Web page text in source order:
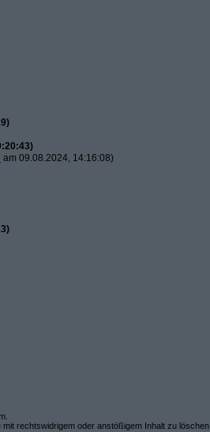
am 09.08.2024, 14:16:08)
rechtswidrigem oder anstößigem Inhalt zu löschen.